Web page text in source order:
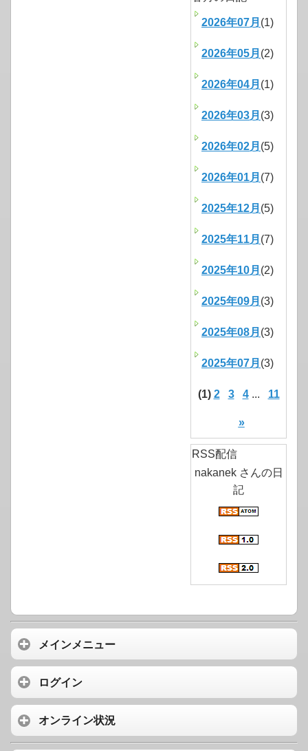
2026年07月 (1)
2026年05月 (2)
2026年04月 (1)
2026年03月 (3)
2026年02月 (5)
2026年01月 (7)
2025年12月 (5)
2025年11月 (7)
2025年10月 (2)
2025年09月 (3)
2025年08月 (3)
2025年07月 (3)
(1) 2 3 4... 11
»
RSS配信
nakanek さんの日
記
メインメニュー
ログイン
オンライン状況